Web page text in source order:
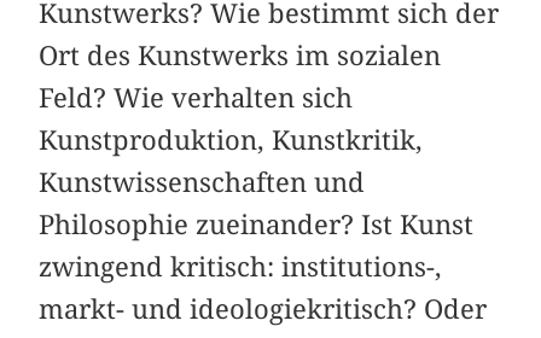
Kunstwerks? Wie bestimmt sich der
Ort des Kunstwerks im sozialen
Feld? Wie verhalten sich
Kunstproduktion, Kunstkritik,
Kunstwissenschaften und
Philosophie zueinander? Ist Kunst
zwingend kritisch: institutions-,
markt- und ideologiekritisch? Oder